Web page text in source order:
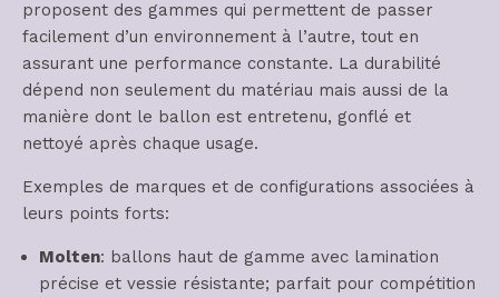
proposent des gammes qui permettent de passer
facilement d’un environnement à l’autre, tout en
assurant une performance constante. La durabilité
dépend non seulement du matériau mais aussi de la
manière dont le ballon est entretenu, gonflé et
nettoyé après chaque usage.
Exemples de marques et de configurations associées à
leurs points forts:
Molten: ballons haut de gamme avec lamination
précise et vessie résistante; parfait pour compétition